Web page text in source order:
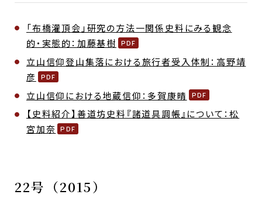
「布橋灌頂会」研究の方法一関係史料にみる観念
的・実態的：加藤基樹
立山信仰登山集落における旅行者受入体制：高野靖
彦
立山信仰における地蔵信仰：多賀康晴
【史料紹介】善道坊史料『諸道具調帳』について：松
宮加奈
22号（2015）